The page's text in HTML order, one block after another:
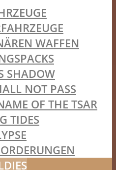
WAFFEN
SHADOW
NOT PASS
OF THE TSAR
TIDES